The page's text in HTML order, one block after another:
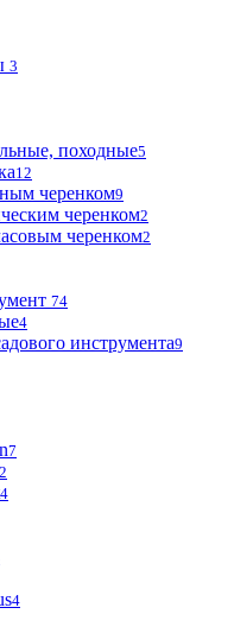
3
походные5
12
черенком9
черенком2
черенком2
74
4
инструмента9
7
2
4
4